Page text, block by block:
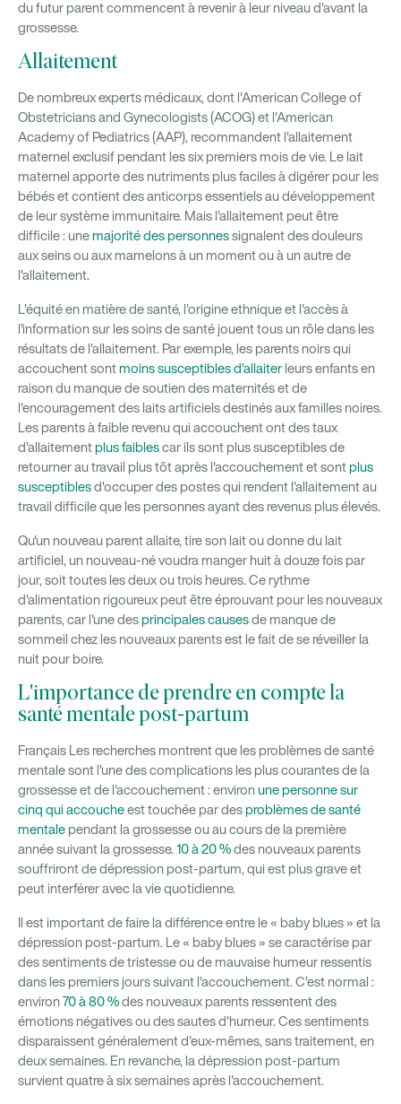
du futur parent commencent à revenir à leur niveau d'avant la
grossesse.
Allaitement
De nombreux experts médicaux, dont l'American College of
Obstetricians and Gynecologists (ACOG) et l'American
Academy of Pediatrics (AAP), recommandent l'allaitement
maternel exclusif pendant les six premiers mois de vie. Le lait
maternel apporte des nutriments plus faciles à digérer pour les
bébés et contient des anticorps essentiels au développement
de leur système immunitaire. Mais l'allaitement peut être
difficile : unemajorité des personnessignalent des douleurs
aux seins ou aux mamelons à un moment ou à un autre de
l'allaitement.
L'équité en matière de santé, l'origine ethnique et l'accès à
l'information sur les soins de santé jouent tous un rôle dans les
résultats de l'allaitement. Par exemple, les parents noirs qui
accouchent sontmoins susceptibles d'allaiter leurs enfants en
raison du manque de soutien des maternités et de
l'encouragement des laits artificiels destinés aux familles noires.
Les parents à faible revenu qui accouchent ont des taux
d'allaitementplus faiblescar ils sont plus susceptibles de
retourner au travail plus tôt après l'accouchement et sontplus
susceptiblesd'occuper des postes qui rendent l'allaitement au
travail difficile que les personnes ayant des revenus plus élevés.
Qu'un nouveau parent allaite, tire son lait ou donne du lait
artificiel, un nouveau-né voudra manger huit à douze fois par
jour, soit toutes les deux ou trois heures. Ce rythme
d'alimentation rigoureux peut être éprouvant pour les nouveaux
parents, car l'une desprincipales causesde manque de
sommeil chez les nouveaux parents est le fait de se réveiller la
nuit pour boire.
L'importance de prendre en compte la
santé mentale post-partum
Français Les recherches montrent que les problèmes de santé
mentale sont l'une des complications les plus courantes de la
grossesse et de l'accouchement : environune personne sur
cinq qui accoucheest touchée par desproblèmes de santé
mentale pendant la grossesse ou au cours de la première
année suivant la grossesse. 10 à 20 %des nouveaux parents
souffriront de dépression post-partum, qui est plus grave et
peut interférer avec la vie quotidienne.
Il est important de faire la différence entre le « baby blues » et la
dépression post-partum. Le « baby blues » se caractérise par
des sentiments de tristesse ou de mauvaise humeur ressentis
dans les premiers jours suivant l'accouchement. C'est normal :
environ70 à 80 %des nouveaux parents ressentent des
émotions négatives ou des sautes d'humeur. Ces sentiments
disparaissent généralement d'eux-mêmes, sans traitement, en
deux semaines. En revanche, la dépression post-partum
survient quatre à six semaines après l'accouchement.